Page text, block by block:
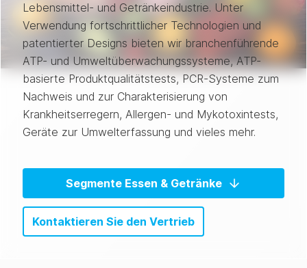
Lebensmittel- und Getränkeindustrie. Unter
Verwendung fortschrittlicher Technologien und
patentierter Designs bieten wir branchenführende
ATP- und Umweltüberwachungssysteme, ATP-
basierte Produktqualitätstests, PCR-Systeme zum
Nachweis und zur Charakterisierung von
Krankheitserregern, Allergen- und Mykotoxintests,
Geräte zur Umwelterfassung und vieles mehr.
Segmente Essen & Getränke
Kontaktieren Sie den Vertrieb